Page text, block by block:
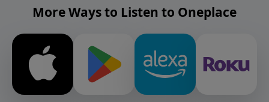
More Ways to Listen to Oneplace